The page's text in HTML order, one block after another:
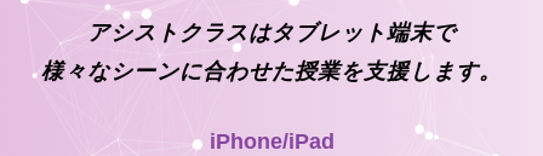
アシストクラスはタブレット端末で
様々なシーンに合わせた授業を支援します。
iPhone/iPad